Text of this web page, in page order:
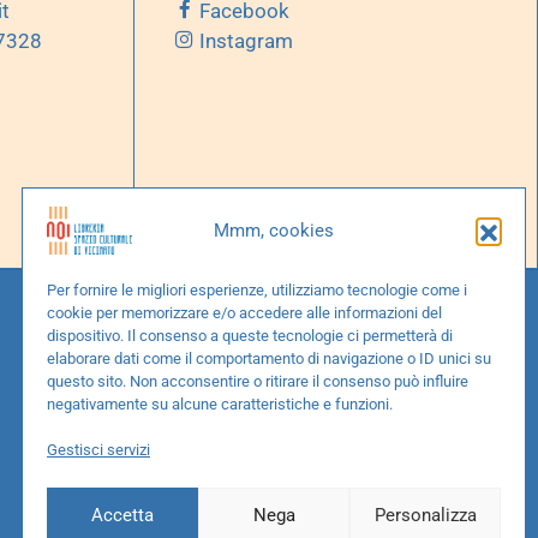
Mmm, cookies
Per fornire le migliori esperienze, utilizziamo tecnologie come i
cookie per memorizzare e/o accedere alle informazioni del
dispositivo. Il consenso a queste tecnologie ci permetterà di
elaborare dati come il comportamento di navigazione o ID unici su
questo sito. Non acconsentire o ritirare il consenso può influire
negativamente su alcune caratteristiche e funzioni.
Gestisci servizi
Accetta Nega Personalizza
Facebook
Instagram